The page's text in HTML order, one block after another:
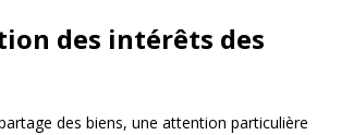
des intérêts des
des biens, une attention particulière